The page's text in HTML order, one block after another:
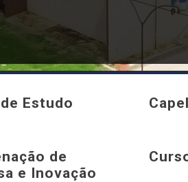
Estudo
de
e Inovação